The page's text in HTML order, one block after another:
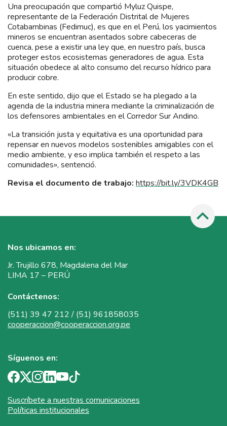
Una preocupación que compartió Myluz Quispe,
representante de la Federación Distrital de Mujeres
Cotabambinas (Fedimuc), es que en el Perú, los yacimientos
mineros se encuentran asentados sobre cabeceras de
cuenca, pese a existir una ley que, en nuestro país, busca
proteger estos ecosistemas generadores de agua. Esta
situación obedece al alto consumo del recurso hídrico para
producir cobre.
En este sentido, dijo que el Estado se ha plegado a la
agenda de la industria minera mediante la criminalización de
los defensores ambientales en el Corredor Sur Andino.
«La transición justa y equitativa es una oportunidad para
repensar en nuevos modelos sostenibles amigables con el
medio ambiente, y eso implica también el respeto a las
comunidades», sentenció.
Revisa el documento de trabajo: https://bit.ly/3VDK4GB
Nos ubicamos en:
Jr. Trujillo 678, Magdalena del Mar
LIMA 17 – PERÚ
Contáctenos:
(511) 39 47 212 / (51) 961858035
cooperaccion@cooperaccion.org.pe
Síguenos en:
Suscríbete a nuestras comunicaciones
Políticas institucionales